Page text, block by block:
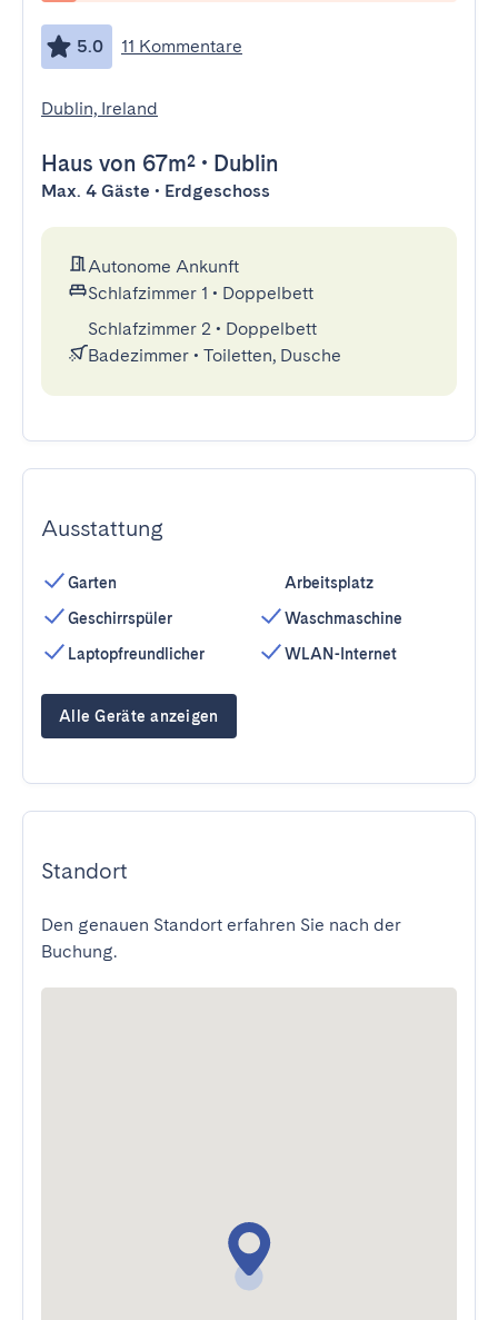
5.0 11 Kommentare
Dublin, Ireland
Haus von 67m² • Dublin
Max. 4 Gäste • Erdgeschoss
Autonome Ankunft
Schlafzimmer 1 • Doppelbett
Schlafzimmer 2 • Doppelbett
Badezimmer • Toiletten, Dusche
Ausstattung
Garten
Geschirrspüler
Laptopfreundlicher
Arbeitsplatz
Waschmaschine
WLAN-Internet
Alle Geräte anzeigen
Standort
Den genauen Standort erfahren Sie nach der
Buchung.